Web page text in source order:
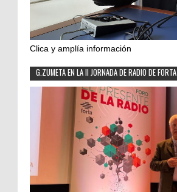
Clica y amplía información
G.ZUMETA EN LA II JORNADA DE RADIO DE FORTA